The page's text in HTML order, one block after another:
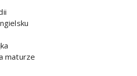
maturze